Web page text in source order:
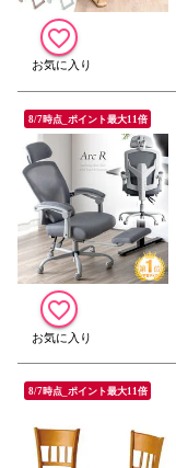
8/7時点_ポイント最大11倍
8/7時点_ポイント最大11倍